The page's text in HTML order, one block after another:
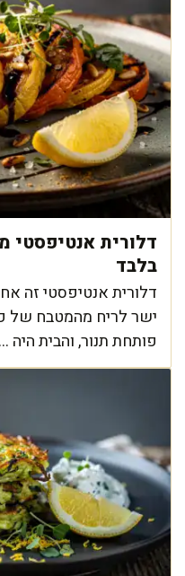
בלבד
דלורית אנטיפסטי זה
ישר לריח מהמטבח של
פותחת תנור, והבית היה ...